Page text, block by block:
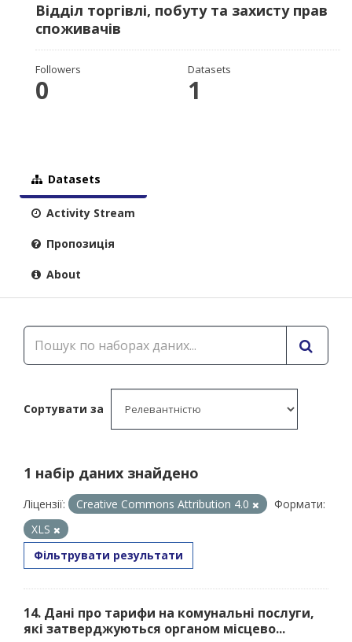
Відділ торгівлі, побуту та захисту прав
споживачів
Followers
0
Datasets
1
Datasets
Activity Stream
Пропозиція
About
Сортувати за
1 набір даних знайдено
Ліцензії: Creative Commons Attribution 4.0
Формати:
XLS
Фільтрувати результати
14. Дані про тарифи на комунальні послуги,
які затверджуються органом місцево...